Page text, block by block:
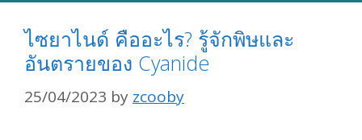
ไซยาไนด์ คืออะไร? รู้จักพิษและ
อันตรายของ Cyanide
25/04/2023 by zcooby